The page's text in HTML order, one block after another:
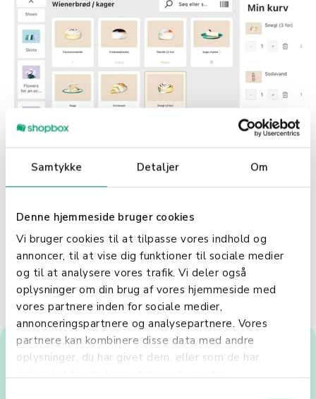
Samtykke Detaljer Om
Denne hjemmeside bruger cookies
Vi bruger cookies til at tilpasse vores indhold og
annoncer, til at vise dig funktioner til sociale medier
og til at analysere vores trafik. Vi deler også
oplysninger om din brug af vores hjemmeside med
vores partnere inden for sociale medier,
annonceringspartnere og analysepartnere. Vores
partnere kan kombinere disse data med andre
oplysninger, du har givet dem, eller som de har
Få et tilbud på selvbetjening